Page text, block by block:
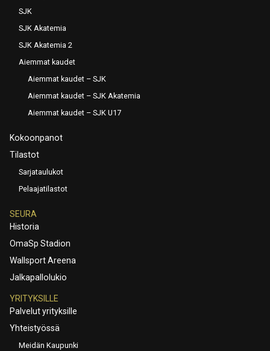
SJK
SJK Akatemia
SJK Akatemia 2
Aiemmat kaudet
Aiemmat kaudet – SJK
Aiemmat kaudet – SJK Akatemia
Aiemmat kaudet – SJK U17
Kokoonpanot
Tilastot
Sarjataulukot
Pelaajatilastot
SEURA
Historia
OmaSp Stadion
Wallsport Areena
Jalkapallolukio
YRITYKSILLE
Palvelut yrityksille
Yhteistyössä
Meidän Kaupunki